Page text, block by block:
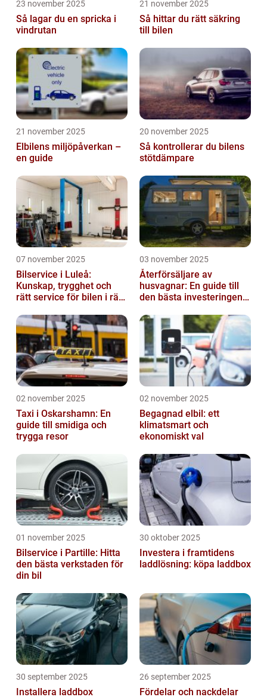
23 november 2025
Så lagar du en spricka i
vindrutan
21 november 2025
Så hittar du rätt säkring
till bilen
21 november 2025
Elbilens miljöpåverkan –
en guide
20 november 2025
Så kontrollerar du bilens
stötdämpare
07 november 2025
Bilservice i Luleå:
Kunskap, trygghet och
rätt service för bilen i rätt
03 november 2025
Återförsäljare av
husvagnar: En guide till
den bästa investeringen
02 november 2025
Taxi i Oskarshamn: En
guide till smidiga och
trygga resor
02 november 2025
Begagnad elbil: ett
klimatsmart och
ekonomiskt val
01 november 2025
Bilservice i Partille: Hitta
den bästa verkstaden för
din bil
30 oktober 2025
Investera i framtidens
laddlösning: köpa laddbox
30 september 2025
Installera laddbox
26 september 2025
Fördelar och nackdelar